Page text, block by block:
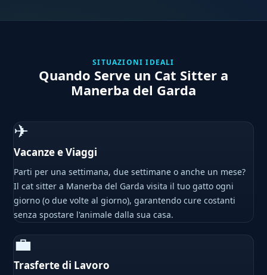
SITUAZIONI IDEALI
Quando Serve un Cat Sitter a
Manerba del Garda
✈
Vacanze e Viaggi
Parti per una settimana, due settimane o anche un mese?
Il cat sitter a Manerba del Garda visita il tuo gatto ogni
giorno (o due volte al giorno), garantendo cure costanti
senza spostare l'animale dalla sua casa.
💼
Trasferte di Lavoro